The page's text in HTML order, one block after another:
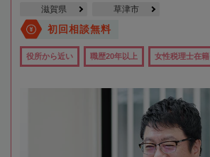
滋賀県 草津市
初回相談無料
役所から近い 職歴20年以上 女性税理士在籍